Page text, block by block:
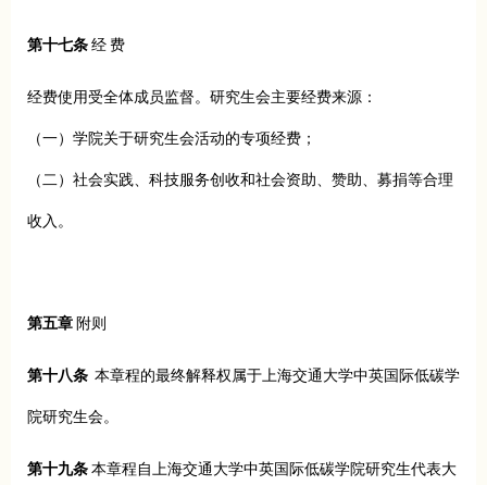
第十七条 经 费
经费使用受全体成员监督。研究生会主要经费来源：
（一）学院关于研究生会活动的专项经费；
（二）社会实践、科技服务创收和社会资助、赞助、募捐等合理
收入。
第五章 附则
第十八条 本章程的最终解释权属于上海交通大学中英国际低碳学
院研究生会。
第十九条 本章程自上海交通大学中英国际低碳学院研究生代表大